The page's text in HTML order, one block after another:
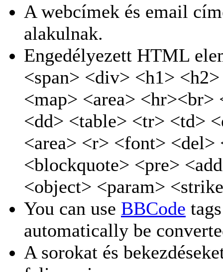
A webcímek és email
alakulnak.
Engedélyezett HTML
<span> <div> <h1>
<map> <area>
<dd> <table> <tr> <td>
<area> <r> <font> <del>
<blockquote> <pre>
<object> <param>
You can use BBCode
automatically be
A sorokat és